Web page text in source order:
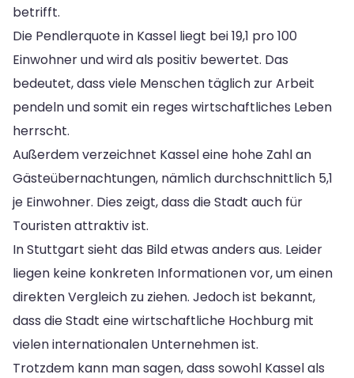
betrifft.
Die Pendlerquote in Kassel liegt bei 19,1 pro 100
Einwohner und wird als positiv bewertet. Das
bedeutet, dass viele Menschen täglich zur Arbeit
pendeln und somit ein reges wirtschaftliches Leben
herrscht.
Außerdem verzeichnet Kassel eine hohe Zahl an
Gästeübernachtungen, nämlich durchschnittlich 5,1
je Einwohner. Dies zeigt, dass die Stadt auch für
Touristen attraktiv ist.
In Stuttgart sieht das Bild etwas anders aus. Leider
liegen keine konkreten Informationen vor, um einen
direkten Vergleich zu ziehen. Jedoch ist bekannt,
dass die Stadt eine wirtschaftliche Hochburg mit
vielen internationalen Unternehmen ist.
Trotzdem kann man sagen, dass sowohl Kassel als